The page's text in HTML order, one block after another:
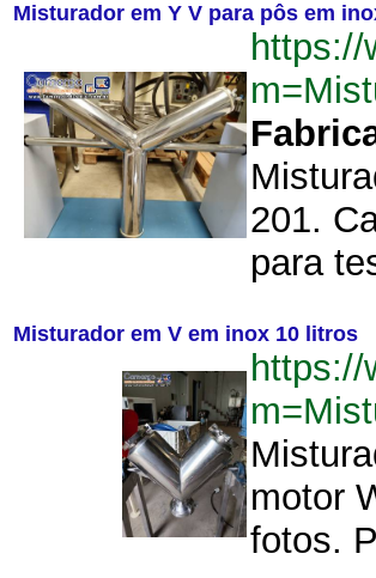
Misturador em Y V para pôs em
https://
201.
para
Misturador em V em inox 10 litros
https://
motor
fotos.